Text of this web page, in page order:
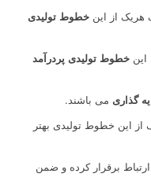
هریک از این خطوط تولیدی
خطوط تولیدی پردرآمد
گذاری می باشند.
این خطوط تولیدی بهتر
برقرار کرده و ضمن